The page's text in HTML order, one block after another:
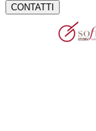
CONTATTI